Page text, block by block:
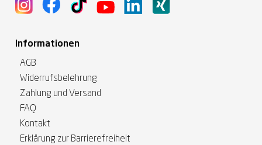
Informationen
AGB
Widerrufsbelehrung
Zahlung und Versand
FAQ
Kontakt
Erklärung zur Barrierefreiheit